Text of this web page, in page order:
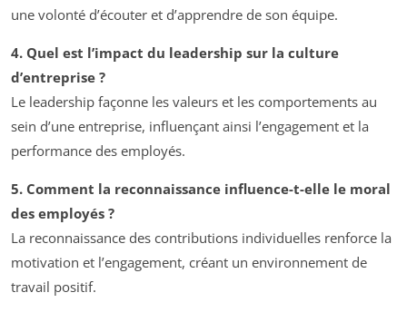
une volonté d’écouter et d’apprendre de son équipe.
4. Quel est l’impact du leadership sur la culture
d’entreprise ?
Le leadership façonne les valeurs et les comportements au
sein d’une entreprise, influençant ainsi l’engagement et la
performance des employés.
5. Comment la reconnaissance influence-t-elle le moral
des employés ?
La reconnaissance des contributions individuelles renforce la
motivation et l’engagement, créant un environnement de
travail positif.